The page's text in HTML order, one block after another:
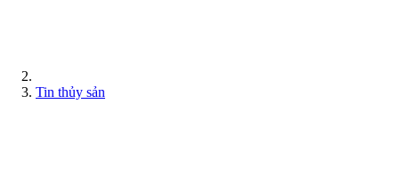
Tin thủy sản